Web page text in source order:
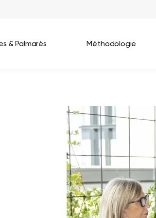
& Palmarès
Best Workplaces France 2026
Great Place To Work In Tech
Best Workplaces For Women
Best Workplaces Europe 2025
Tous nos palmarès
Méthodologie